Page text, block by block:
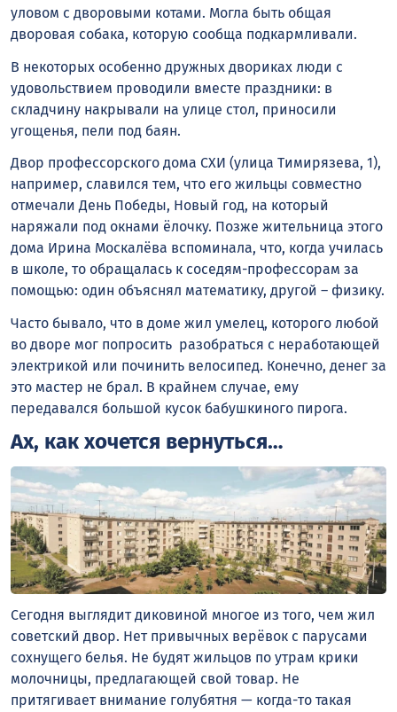
уловом с дворовыми котами. Могла быть общая
дворовая собака, которую сообща подкармливали.
В некоторых особенно дружных двориках люди с
удовольствием проводили вместе праздники: в
складчину накрывали на улице стол, приносили
угощенья, пели под баян.
Двор профессорского дома СХИ (улица Тимирязева, 1),
например, славился тем, что его жильцы совместно
отмечали День Победы, Новый год, на который
наряжали под окнами ёлочку. Позже жительница этого
дома Ирина Москалёва вспоминала, что, когда училась
в школе, то обращалась к соседям-профессорам за
помощью: один объяснял математику, другой – физику.
Часто бывало, что в доме жил умелец, которого любой
во дворе мог попросить разобраться с неработающей
электрикой или починить велосипед. Конечно, денег за
это мастер не брал. В крайнем случае, ему
передавался большой кусок бабушкиного пирога.
Ах, как хочется вернуться…
Сегодня выглядит диковиной многое из того, чем жил
советский двор. Нет привычных верёвок с парусами
сохнущего белья. Не будят жильцов по утрам крики
молочницы, предлагающей свой товар. Не
притягивает внимание голубятня — когда-то такая